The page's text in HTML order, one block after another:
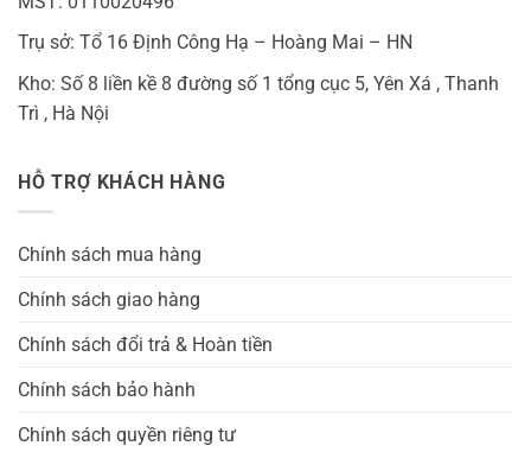
Trụ sở: Tổ 16 Định Công Hạ – Hoàng Mai – HN
Kho: Số 8 liền kề 8 đường số 1 tổng cục 5, Yên Xá , Thanh
Trì , Hà Nội
HỖ TRỢ KHÁCH HÀNG
Chính sách mua hàng
Chính sách giao hàng
Chính sách đổi trả & Hoàn tiền
Chính sách bảo hành
Chính sách quyền riêng tư